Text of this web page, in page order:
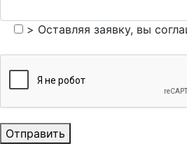
> Оставляя заявку, вы
Отправить